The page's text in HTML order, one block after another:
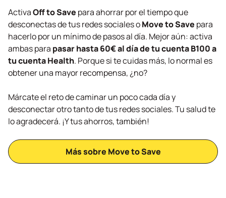
ActivaOff to Save para ahorrar por el tiempo que
desconectas de tus redes sociales oMove to Save para
hacerlo por un mínimo de pasos al día. Mejor aún: activa
ambas para pasar hasta 60€ al día de tu cuenta B100 a
tu cuenta Health. Porque si te cuidas más, lo normal es
obtener una mayor recompensa, ¿no?
Márcate el reto de caminar un poco cada día y
desconectar otro tanto de tus redes sociales. Tu salud te
lo agradecerá. ¡Y tus ahorros, también!
Más sobre Move to Save